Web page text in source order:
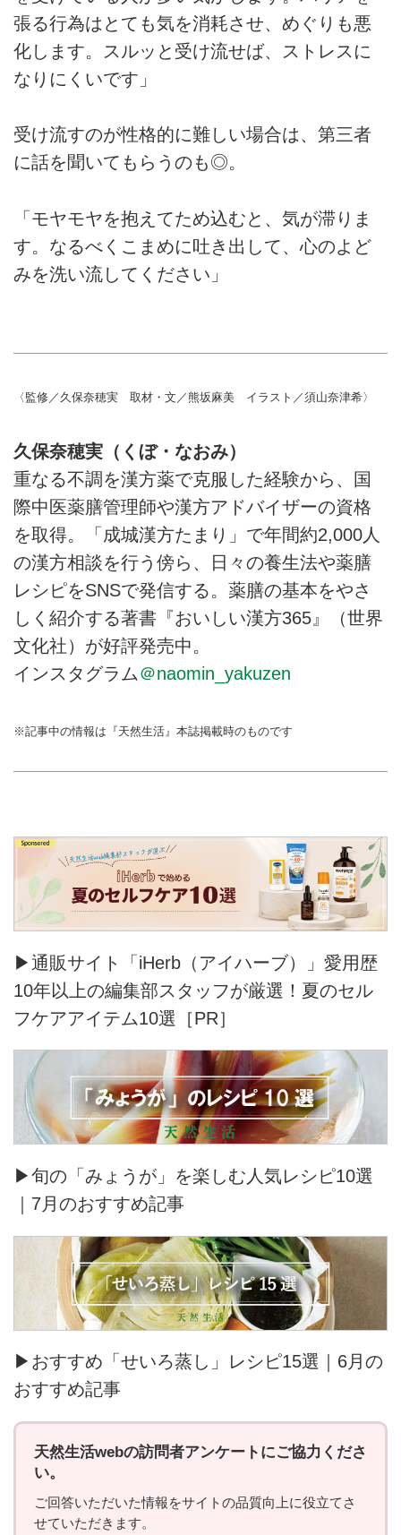
張る行為はとても気を消耗させ、めぐりも悪
化します。スルッと受け流せば、ストレスに
なりにくいです」
受け流すのが性格的に難しい場合は、第三者
に話を聞いてもらうのも◎。
「モヤモヤを抱えてため込むと、気が滞りま
す。なるべくこまめに吐き出して、心のよど
みを洗い流してください」
〈監修／久保奈穂実 取材・文／熊坂麻美 イラスト／須山奈津希〉
久保奈穂実（くぼ・なおみ）
重なる不調を漢方薬で克服した経験から、国
際中医薬膳管理師や漢方アドバイザーの資格
を取得。「成城漢方たまり」で年間約2,000人
の漢方相談を行う傍ら、日々の養生法や薬膳
レシピをSNSで発信する。薬膳の基本をやさ
しく紹介する著書『おいしい漢方365』（世界
文化社）が好評発売中。
インスタグラム＠naomin_yakuzen
※記事中の情報は『天然生活』本誌掲載時のものです
▶通販サイト「iHerb（アイハーブ）」愛用歴
10年以上の編集部スタッフが厳選！夏のセル
フケアアイテム10選［PR］
▶旬の「みょうが」を楽しむ人気レシピ10選
｜7月のおすすめ記事
▶おすすめ「せいろ蒸し」レシピ15選｜6月の
おすすめ記事